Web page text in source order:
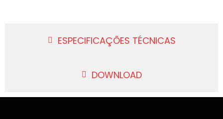
ESPECIFICAÇÕES TÉCNICAS
DOWNLOAD